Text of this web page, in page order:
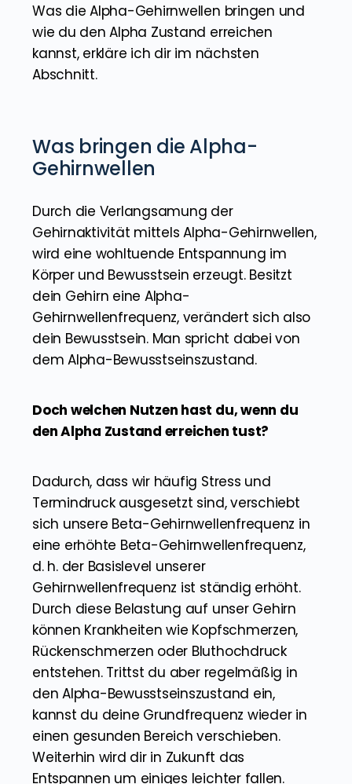
Was die Alpha-Gehirnwellen bringen und
wie du den Alpha Zustand erreichen
kannst, erkläre ich dir im nächsten
Abschnitt.
Was bringen die Alpha-
Gehirnwellen
Durch die Verlangsamung der
Gehirnaktivität mittels Alpha-Gehirnwellen,
wird eine wohltuende Entspannung im
Körper und Bewusstsein erzeugt. Besitzt
dein Gehirn eine Alpha-
Gehirnwellenfrequenz, verändert sich also
dein Bewusstsein. Man spricht dabei von
dem Alpha-Bewusstseinszustand.
Doch welchen Nutzen hast du, wenn du
den Alpha Zustand erreichen tust?
Dadurch, dass wir häufig Stress und
Termindruck ausgesetzt sind, verschiebt
sich unsere Beta-Gehirnwellenfrequenz in
eine erhöhte Beta-Gehirnwellenfrequenz,
d. h. der Basislevel unserer
Gehirnwellenfrequenz ist ständig erhöht.
Durch diese Belastung auf unser Gehirn
können Krankheiten wie Kopfschmerzen,
Rückenschmerzen oder Bluthochdruck
entstehen. Trittst du aber regelmäßig in
den Alpha-Bewusstseinszustand ein,
kannst du deine Grundfrequenz wieder in
einen gesunden Bereich verschieben.
Weiterhin wird dir in Zukunft das
Entspannen um einiges leichter fallen.